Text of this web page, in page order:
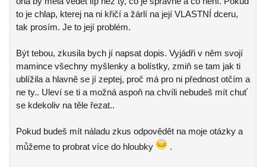
to je chlap, kterej na ni křičí a žárlí na její VLASTNÍ dceru,
tak prosím. Je to její problém.
Být tebou, zkusila bych jí napsat dopis. Vyjádři v něm svojí
mamince všechny myšlenky a bolístky, zmiň se tam jak ti
ublížila a hlavně se jí zeptej, proč má pro ni přednost otčím a
ne ty.. Uleví se ti a možná aspoň na chvíli nebudeš mít chuť
se kdekoliv na těle řezat..
Pokud budeš mít náladu zkus odpovědět na moje otázky a
můžeme to probrat více do hloubky
.